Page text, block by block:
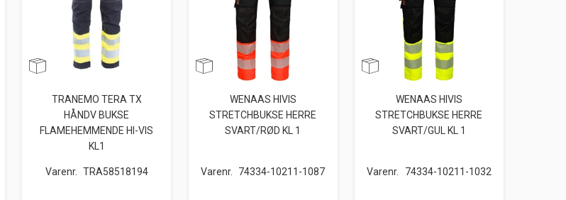
TRANEMO TERA TX
HÅNDV BUKSE
FLAMEHEMMENDE HI-VIS
KL1
Varenr. TRA58518194
WENAAS HIVIS
STRETCHBUKSE HERRE
SVART/RØD KL 1
Varenr. 74334-10211-1087
WENAAS HIVIS
STRETCHBUKSE HERRE
SVART/GUL KL 1
Varenr. 74334-10211-1032